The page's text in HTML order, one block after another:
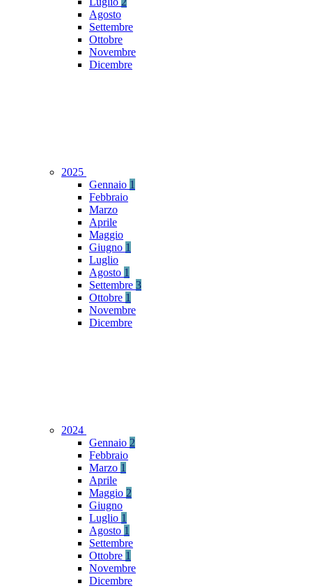
Agosto
Settembre
Ottobre
Novembre
Dicembre
2025
Gennaio 1
Febbraio
Marzo
Aprile
Maggio
Giugno 1
Luglio
Agosto 1
Settembre 3
Ottobre 1
Novembre
Dicembre
2024
Gennaio 2
Febbraio
Marzo 1
Aprile
Maggio 2
Giugno
Luglio 1
Agosto 1
Settembre
Ottobre 1
Novembre
Dicembre